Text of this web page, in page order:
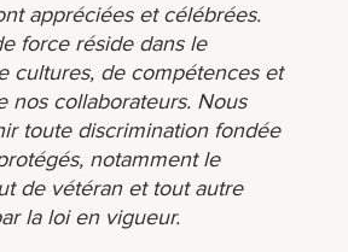
appréciées et célébrées.
force réside dans le
cultures, de compétences et
nos collaborateurs. Nous
toute discrimination fondée
notamment le
de vétéran et tout autre
la loi en vigueur.